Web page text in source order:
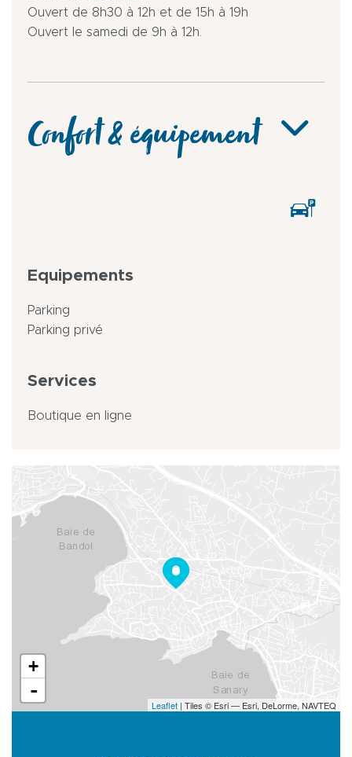
Ouvert de 8h30 à 12h et de 15h à 19h
Ouvert le samedi de 9h à 12h.
Confort & équipement
Equipements
Parking
Parking privé
Services
Boutique en ligne
+
-
Leaflet | Tiles © Esri — Esri, DeLorme, NAVTEQ